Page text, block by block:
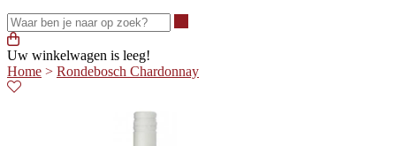
Uw winkelwagen is leeg!
Home > Rondebosch Chardonnay